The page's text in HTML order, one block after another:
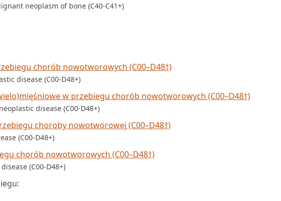
neoplasm of bone (C40-C41+)
chorób nowotworowych (C00–D48†)
disease (C00-D48+)
w przebiegu chorób nowotworowych (C00–D48†)
disease (C00-D48+)
choroby nowotworowej (C00–D48†)
(C00-D48+)
chorób nowotworowych (C00–D48†)
(C00-D48+)